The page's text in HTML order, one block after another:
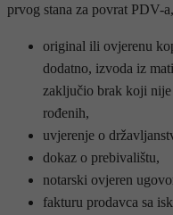
prvog stana za povrat PDV-
original ili ovjerenu
dodatno, izvoda iz
zaključio brak koji
rođenih,
uvjerenje o
dokaz o prebivalištu,
notarski ovjeren
fakturu prodavca sa